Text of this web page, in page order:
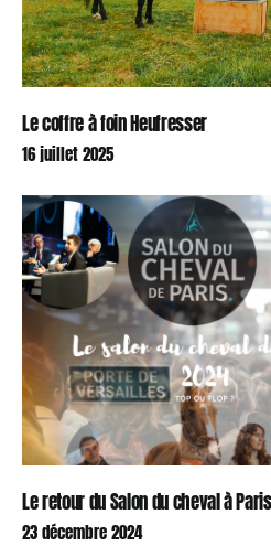
Le coffre à foin Heufresser
16 juillet 2025
Le retour du Salon du cheval à
23 décembre 2024